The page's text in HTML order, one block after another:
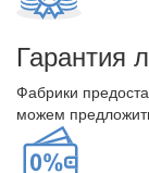
Гарантия
Фабрики
можем